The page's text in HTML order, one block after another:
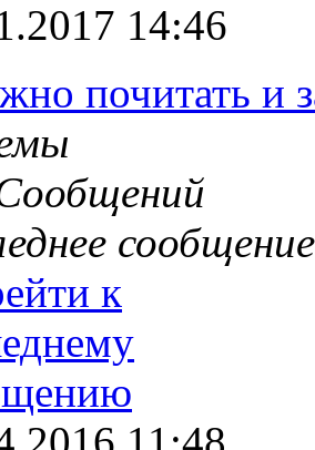
14:46
почитать и
сообщение